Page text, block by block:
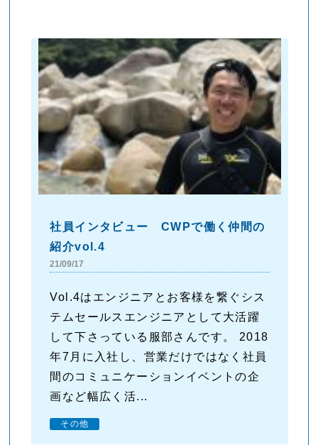
社員インタビュー CWPで働く仲間の
紹介vol.4
21/09/17
Vol.4はエンジニアとお客様を繋ぐシス
テムセールスエンジニアとして大活躍
して下さっている服部さんです。 2018
年7月に入社し、営業だけではなく社員
間のコミュニケーションイベントの企
画など幅広く活...
その他